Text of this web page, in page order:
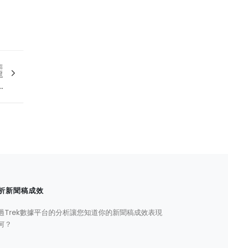
新聞稿成效
Trek數據平台的分析讓您知道你的新聞稿成效表現
？